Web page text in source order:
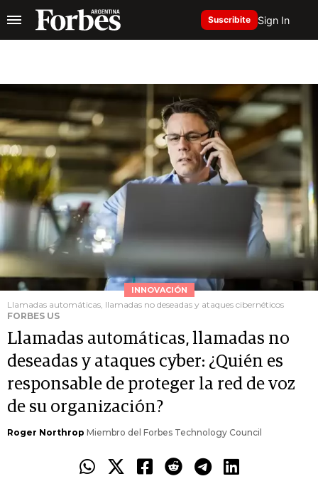
Suscribite Sign In
INNOVACIÓN
Llamadas automáticas, llamadas no deseadas y ataques cibernéticos
FORBES US
Llamadas automáticas, llamadas no
deseadas y ataques cyber: ¿Quién es
responsable de proteger la red de voz
de su organización?
Roger Northrop Miembro del Forbes Technology Council